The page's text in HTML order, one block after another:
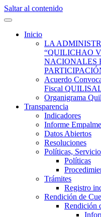
Saltar al contenido
Quilisalud
Inicio
LA
“QUILICHAO
NACIONALES
Acuerdo
Fiscal
Organigrama
Transparencia
Indicadores
Informe Empalme
Datos Abiertos
Resoluciones
Políticas,
Políticas
Trámites
Registro
Rendición de
Rendición